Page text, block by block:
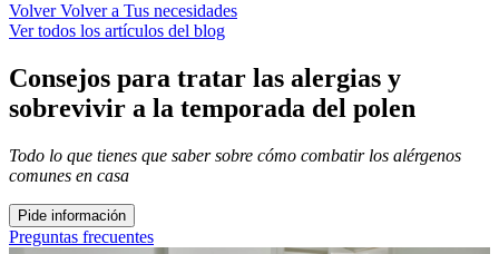
Volver Volver a Tus necesidades
Ver todos los artículos del blog
Consejos para tratar las alergias y
sobrevivir a la temporada del polen
Todo lo que tienes que saber sobre cómo combatir los alérgenos
comunes en casa
Pide información
Preguntas frecuentes